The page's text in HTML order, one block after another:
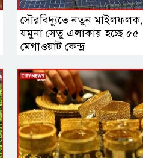
সৌরবিদ্যুতে নতুন মাইলফলক,
যমুনা সেতু এলাকায় হচ্ছে ৫৫
মেগাওয়াট কেন্দ্র